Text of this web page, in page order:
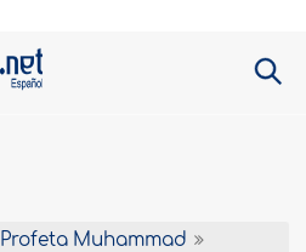
Profeta Muhammad